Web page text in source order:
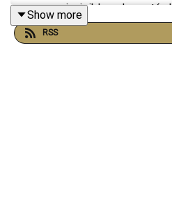
carences invisibles : la santé
est trop souvent reléguée
épisode dePapatriarcat,
Show more
RSS